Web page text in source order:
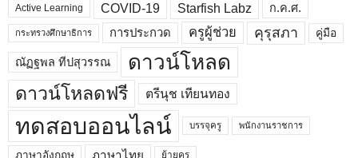
Active Learning COVID-19 Starfish Labz ก.ค.ศ.
กระทรวงศึกษาธิการ การประกวด ครูผู้ช่วย คุรุสภา คู่มือ
ณัฏฐพล ทีปสุวรรณ ดาวน์โหลด
ดาวน์โหลดฟรี ตรีนุช เทียนทอง
ทดสอบออนไลน์ บรรจุครู พนักงานราชการ
ภาษาอังกฤษ ภาษาไทย ย้ายครู